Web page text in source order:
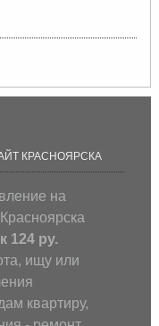
КРАСНОЯРСКА
на
124 ру.
ищу или
квартиру,